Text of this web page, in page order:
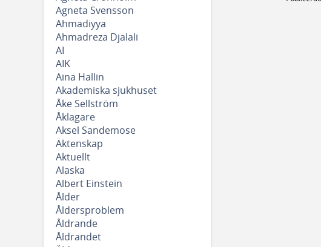
Agneta Svensson
Ahmadiyya
Ahmadreza Djalali
AI
AIK
Aina Hallin
Akademiska sjukhuset
Åke Sellström
Åklagare
Aksel Sandemose
Äktenskap
Aktuellt
Alaska
Albert Einstein
Ålder
Åldersproblem
Åldrande
Åldrandet